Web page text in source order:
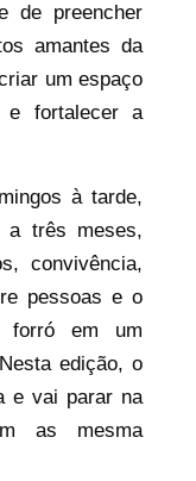
de preencher
amantes da
um espaço
e fortalecer a
à tarde,
três meses,
convivência,
pessoas e o
forró em um
edição, o
e vai parar na
as mesma